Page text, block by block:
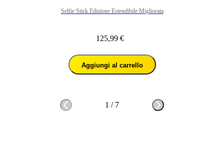
Selfie Stick Edizione Estendibile Migliorata
125,99 €
Aggiungi al carrello
1 / 7